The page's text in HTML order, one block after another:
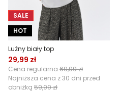
SALE
HOT
Luźny biały top
29,99 zł
Cena regularna 69,99 zł
Najniższa cena z 30 dni przed
obniżką 59,99 zł